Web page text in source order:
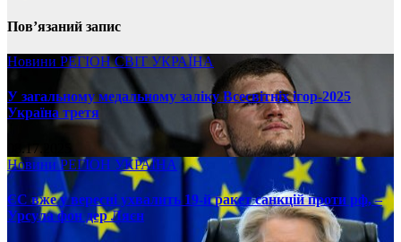
Пов’язаний запис
Новини РЕГІОНСВІТ УКРАЇНА
У загальному медальному заліку Всесвітніх ігор-2025
Україна третя
08.17.2025
НовиниРЕГІОН УКРАЇНА
ЄС вже у вересні ухвалить 19-й ракет санкцій проти рф, –
Урсула фон дер Ляєн